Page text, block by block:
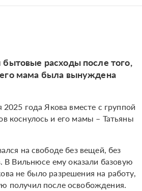
расходы после того,
мама была вынуждена
года Якова вместе с группой
коснулось и его мамы – Татьяны
на свободе без вещей, без
В Вильнюсе ему оказали базовую
не было разрешения на работу,
получил после освобождения.